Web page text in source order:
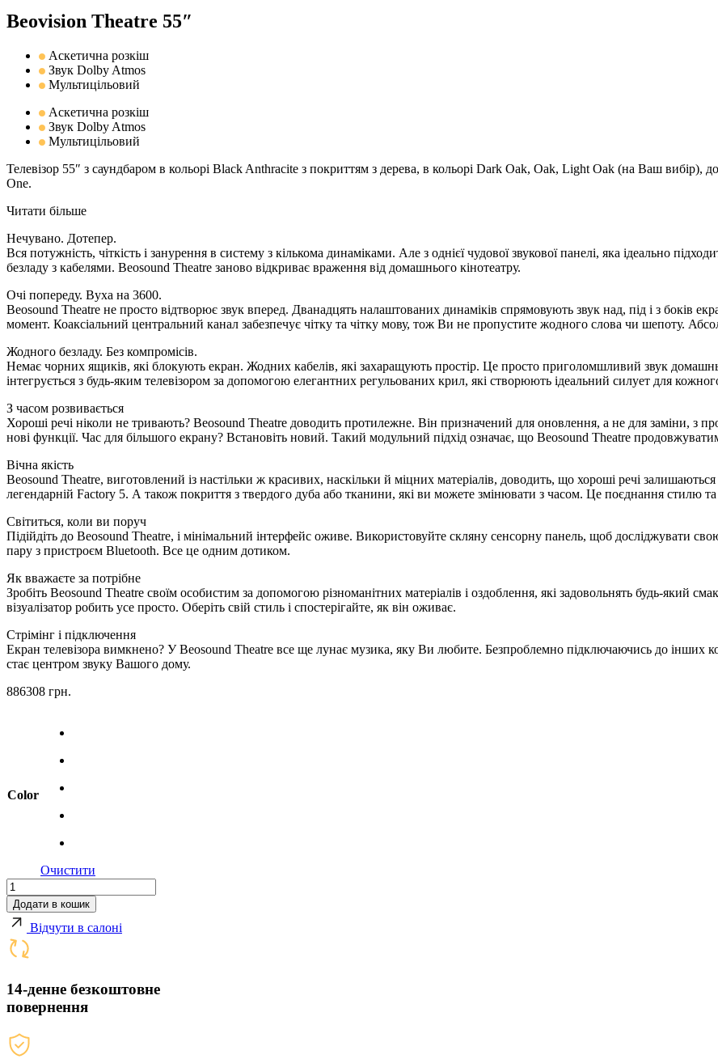
Beovision Theatre 55″
Аскетична розкіш
Звук Dolby Atmos
Мультицільовий
Аскетична розкіш
Звук Dolby Atmos
Мультицільовий
Телевізор 55″ з саундбаром в кольорі Black Anthracite з покриттям з дерева, в кольорі Dark Oak, Oak, Light Oak (на Ваш вибір),
One.
Читати більше
Нечувано. Дотепер.
Вся потужність, чіткість і занурення в систему з кількома динаміками. Але з однієї чудової звукової панелі, яка ідеально
безладу з кабелями. Beosound Theatre заново відкриває враження від домашнього кінотеатру.
Очі попереду. Вуха на 3600.
Beosound Theatre не просто відтворює звук вперед. Дванадцять налаштованих динаміків спрямовують звук над, під і з боків
момент. Коаксіальний центральний канал забезпечує чітку та чітку мову, тож Ви не пропустите жодного слова чи шепоту.
Жодного безладу. Без компромісів.
Немає чорних ящиків, які блокують екран. Жодних кабелів, які захаращують простір. Це просто приголомшливий звук
інтегрується з будь-яким телевізором за допомогою елегантних регульованих крил, які створюють ідеальний силует для
З часом розвивається
Хороші речі ніколи не тривають? Beosound Theatre доводить протилежне. Він призначений для оновлення, а не для заміни, з
нові функції. Час для більшого екрану? Встановіть новий. Такий модульний підхід означає, що Beosound Theatre
Вічна якість
Beosound Theatre, виготовлений із настільки ж красивих, наскільки й міцних матеріалів, доводить, що хороші речі
легендарній Factory 5. А також покриття з твердого дуба або тканини, які ви можете змінювати з часом. Це поєднання стилю та
Світиться, коли ви поруч
Підійдіть до Beosound Theatre, і мінімальний інтерфейс оживе. Використовуйте скляну сенсорну панель, щоб досліджувати
пару з пристроєм Bluetooth. Все це одним дотиком.
Як вважаєте за потрібне
Зробіть Beosound Theatre своїм особистим за допомогою різноманітних матеріалів і оздоблення, які задовольнять будь-який
візуалізатор робить усе просто. Оберіть свій стиль і спостерігайте, як він оживає.
Стрімінг і підключення
Екран телевізора вимкнено? У Beosound Theatre все ще лунає музика, яку Ви любите. Безпроблемно підключаючись до інших
стає центром звуку Вашого дому.
886308 грн.
Color
Очистити
Beovision
Theatre
55″
кількість
Додати в кошик
Відчути в салоні
14-денне безкоштовне
повернення